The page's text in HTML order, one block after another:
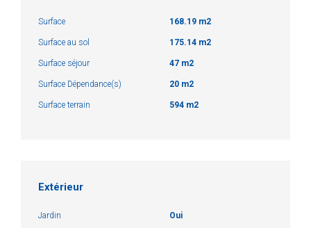
Surface 168.19 m2
Surface au sol 175.14 m2
Surface séjour 47 m2
Surface Dépendance(s) 20 m2
Surface terrain 594 m2
Extérieur
Jardin Oui